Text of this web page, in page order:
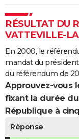
RÉSULTAT DU
VATTEVILLE-
En 2000, le
mandat du
du référendum de
Approuvez-vous
fixant la durée
République à
Réponse